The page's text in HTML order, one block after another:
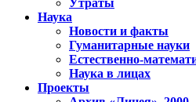
Утраты
Наука
Новости и факты
Гуманитарные науки
Естественно-
Наука в лицах
Проекты